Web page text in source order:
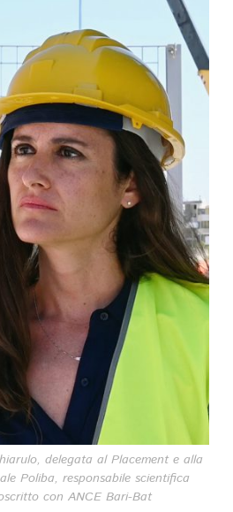
delegata al Placement e alla
Poliba, responsabile scientifica
con ANCE Bari-Bat